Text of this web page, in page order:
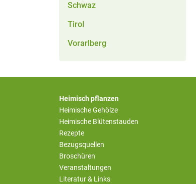
Schwaz
Tirol
Vorarlberg
Heimisch pflanzen
Heimische Gehölze
Heimische Blütenstauden
Rezepte
Bezugsquellen
Broschüren
Veranstaltungen
Literatur & Links